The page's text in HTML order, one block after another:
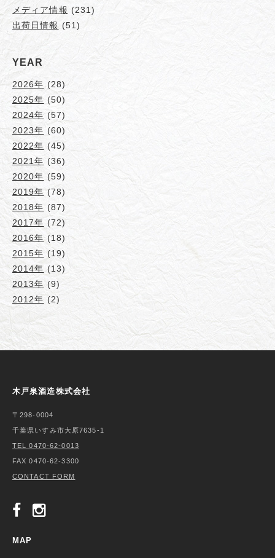
メディア情報 (231)
出荷日情報 (51)
YEAR
2026年 (28)
2025年 (50)
2024年 (57)
2023年 (60)
2022年 (45)
2021年 (36)
2020年 (59)
2019年 (78)
2018年 (87)
2017年 (72)
2016年 (18)
2015年 (19)
2014年 (13)
2013年 (9)
2012年 (2)
木戸泉酒造株式会社
〒298-0004
千葉県いすみ市大原7635-1
TEL 0470-62-0013
FAX 0470-62-3300
CONTACT FORM
MAP